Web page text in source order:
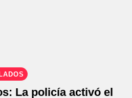
La policía activó el